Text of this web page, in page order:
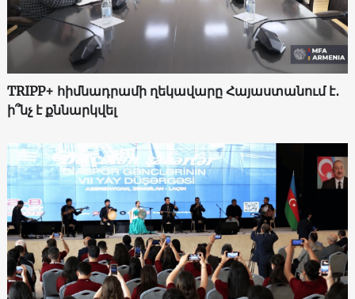
TRIPP+ հիմնադրամի ղեկավարը Հայաստանում է․
ի՞նչ է քննարկվել